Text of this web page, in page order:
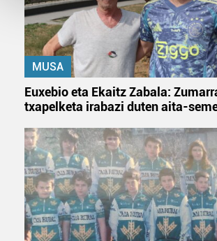
Guk eta gure bazkideek zure datu
prozesatzen ditugu, zure IP zenbakia,
teknologia erabiliz, cookieak adibidez,
neurtzeko, jendeari buruzko informazioa
produktuak garatzeko. Zure datuak nork
erabiltzen dituen hauta dezakezu.
Bazkide batzuek ez dizute baimenik
interes komertzial legitimoetan
bazkideen zerrenda, beren ustez zein
duten interes legitimoa eta horren aurka
dezakezun ikusteko.
MUSA
Euxebio eta Ekaitz Zabala:
txapelketa irabazi duten aita-